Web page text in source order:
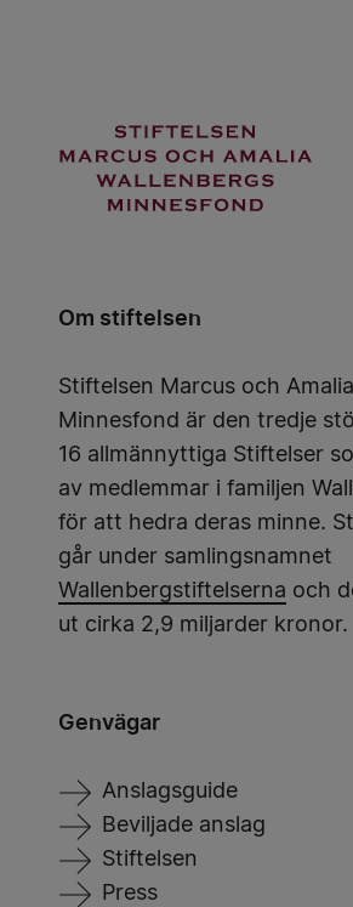
Om stiftelsen
Stiftelsen Marcus och
Minnesfond är den tredje
16 allmännyttiga Stiftelser
av medlemmar i familjen
för att hedra deras minne.
går under samlingsnamnet
Wallenbergstiftelserna och
ut cirka 2,9 miljarder kronor.
Genvägar
Anslagsguide
Beviljade anslag
Stiftelsen
Press